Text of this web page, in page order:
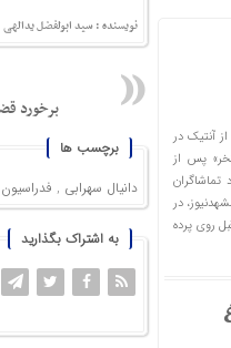
آنتیک در
پس از
و تعداد تماشاگران
مشهدنیوز، در
روی پرده
نویسنده : سید ابولفضل یدالهی
برخورد
برچسب ها
دانیال سهرابی ,
به اشتراک بگذارید